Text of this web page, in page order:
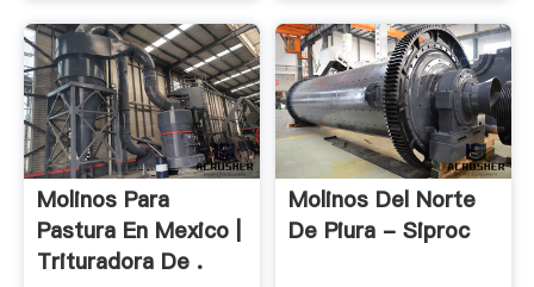
Molinos Para
Pastura En Mexico |
Trituradora De .
Molinos Del Norte
De Piura - Siproc